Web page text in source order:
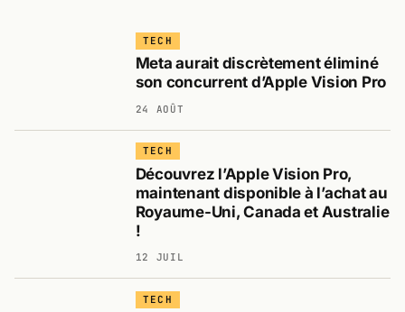
TECH
Meta aurait discrètement éliminé
son concurrent d’Apple Vision Pro
24 AOÛT
TECH
Découvrez l’Apple Vision Pro,
maintenant disponible à l’achat au
Royaume-Uni, Canada et Australie
!
12 JUIL
TECH